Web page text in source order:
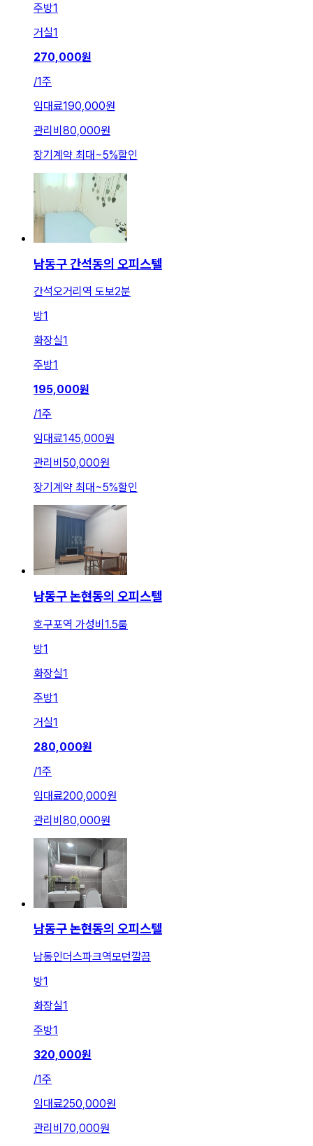
주방1
거실1
270,000원
/1주
임대료190,000원
관리비 80,000원
장기계약 최대~5%할인
남동구 간석동의 오피스텔
간석오거리역 도보2분
방1
화장실1
주방1
195,000원
/1주
임대료145,000원
관리비 50,000원
장기계약 최대 ~5%할인
남동구 논현동의 오피스텔
호구포역 가성비1.5룸
방1
화장실1
주방1
거실1
280,000원
/1주
임대료200,000원
관리비 80,000원
남동구 논현동의 오피스텔
남동인더스파크역모던깔끔
방1
화장실1
주방1
320,000원
/1주
임대료250,000원
관리비 70,000원